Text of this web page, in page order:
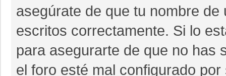
asegúrate de que tu nombre
escritos correctamente. Si lo
para asegurarte de que no has
el foro esté mal configurado